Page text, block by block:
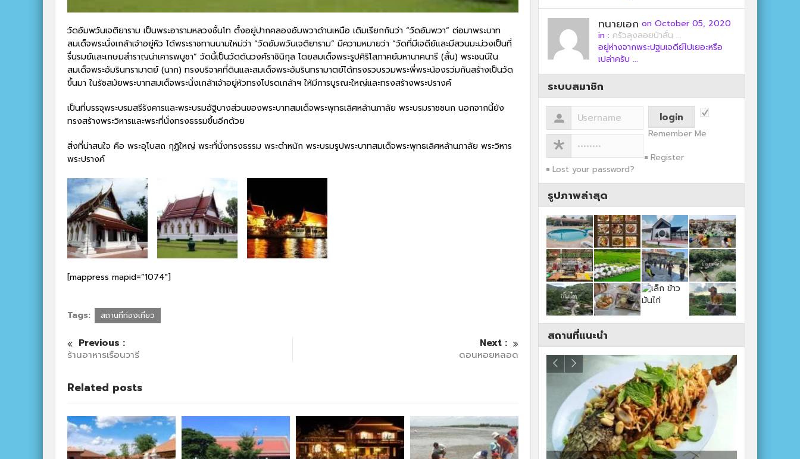
วัดอัมพวันเจติยาราม เป็นพระอารามหลวงชั้นโท ตั้งอยู่ปากคลองอัมพวาด้านเหนือ เดิมเรียกกันว่า “วัดอัมพวา” ต่อมาพระบาท
สมเด็จพระนั่งเกล้าเจ้าอยู่หัว ได้พระราชทานนามใหม่ว่า “วัดอัมพวันเจติยาราม” มีความหมายว่า “วัดที่มีเจดีย์และมีสวนมะม่วงเป็นที่
รื่นรมย์และเกษมสำราญน่าเคารพบูชา” วัดนี้เป็นวัดต้นวงศ์ราชินิกุล โดยสมเด็จพระรูปศิริโสภาคย์มหานาคนารี (สั้น) พระชนนีใน
สมเด็จพระอัมรินทรามาตย์ (นาก) ทรงบริจาคที่ดินและสมเด็จพระอัมรินทรามาตย์ได้ทรงรวบรวมพระพี่พระน้องรว่มกันสร้างเป็นวัด
ขึ้นมา ในรัชสมัยพระบาทสมเด็จพระนั่งเกล้าเจ้าอยู่หัวทรงโปรดเกล้าฯ ให้มีการบูรณะใหญ่และทรงสร้างพระปรางค์
เป็นที่บรรจุพระบรมสรีรังคารและพระบรมอัฐิบางส่วนของพระบาทสมเด็จพระพุทธเลิศหล้านภาลัย พระบรมราชชนก นอกจากนี้ยัง
ทรงสร้างพระวิหารและพระที่นั่งทรงธรรมขึ้นอีกด้วย
สิ่งที่น่าสนใจ คือ พระอุโบสถ กุฏิใหญ่ พระทั่นั่งทรงธรรม พระตำหนัก พระบรมรูปพระบาทสมเด็จพระพุทธเลิศหล้านภาลัย พระวิหาร
พระปรางค์
[mappress mapid=”1074″]
Tags: สถานที่ท่องเที่ยว
Previous :
ร้านอาหารเรือนวารี
Next :
ดอนหอยหลอด
Related posts
ทนายเอก on October 05, 2020
in : ครัวลุงลอยป่าลั่น ...
อยู่ห่างจากพระปฐมเจดีย์ไปเยอะหรือ
เปล่าครับ ...
ระบบสมาชิก
Remember Me
Register
Lost your password?
รูปภาพล่าสุด
สถานที่แนะนำ
ปาร์ควิวรีส